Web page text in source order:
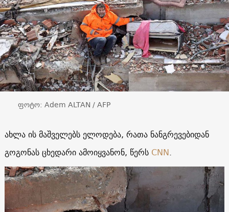
ფოტო: Adem ALTAN / AFP
ახლა ის მაშველებს ელოდება, რათა ნანგრევებიდან
გოგონას ცხედარი ამოიყვანონ, წერს CNN.